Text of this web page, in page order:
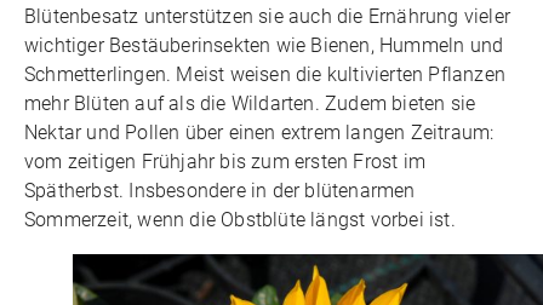
Blütenbesatz unterstützen sie auch die Ernährung vieler
wichtiger Bestäuberinsekten wie Bienen, Hummeln und
Schmetterlingen. Meist weisen die kultivierten Pflanzen
mehr Blüten auf als die Wildarten. Zudem bieten sie
Nektar und Pollen über einen extrem langen Zeitraum:
vom zeitigen Frühjahr bis zum ersten Frost im
Spätherbst. Insbesondere in der blütenarmen
Sommerzeit, wenn die Obstblüte längst vorbei ist.